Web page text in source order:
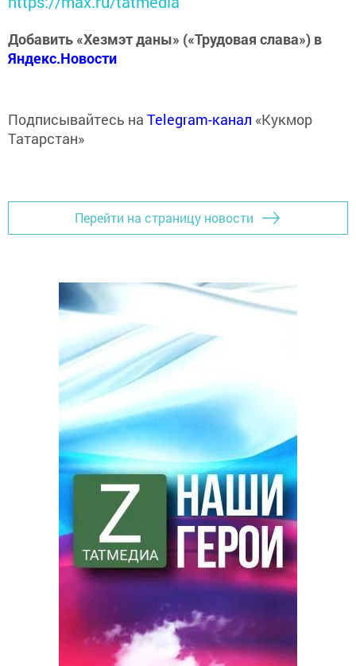
Добавить «Хезмэт даны» («Трудовая слава») в
Яндекс.Новости
Подписывайтесь на Telegram-канал «Кукмор
Татарстан»
Перейти на страницу новости